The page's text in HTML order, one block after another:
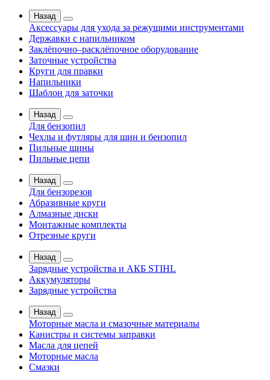
Назад
Аксессуары для ухода за режущими инструментами
Державки с напильником
Заклёпочно–расклёпочное оборудование
Заточные устройства
Круги для правки
Напильники
Шаблон для заточки
Назад
Для бензопил
Чехлы и футляры для шин и бензопил
Пильные шины
Пильные цепи
Назад
Для бензорезов
Абразивные круги
Алмазные диски
Монтажные комплекты
Отрезные круги
Назад
Зарядные устройства и АКБ STIHL
Аккумуляторы
Зарядные устройства
Назад
Моторные масла и смазочные материалы
Канистры и системы заправки
Масла для цепей
Моторные масла
Смазки